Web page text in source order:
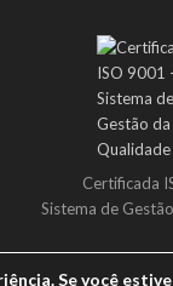
Certificada
Sistema de
Se você